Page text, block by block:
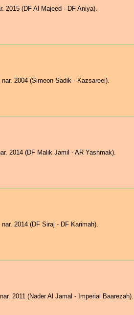
2015 (DF Al Majeed - DF Aniya).
2004 (Simeon Sadik - Kazsareei).
2014 (DF Malik Jamil - AR Yashmak).
2014 (DF Siraj - DF Karimah).
2011 (Nader Al Jamal - Imperial Baarezah).